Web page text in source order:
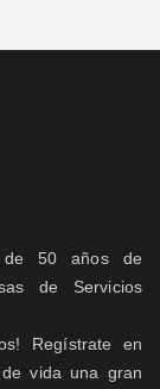
de 50 años de
de Servicios
Regístrate en
vida una gran